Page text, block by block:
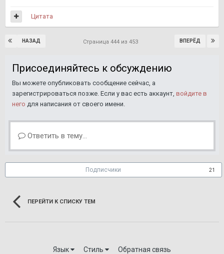
Цитата
НАЗАД ВПЕРЁД
Страница 444 из 453
Присоединяйтесь к обсуждению
Вы можете опубликовать сообщение сейчас, а
зарегистрироваться позже. Если у вас есть аккаунт, войдите в
него для написания от своего имени.
Ответить в тему...
Подписчики 21
ПЕРЕЙТИ К СПИСКУ ТЕМ
Язык Стиль Обратная связь